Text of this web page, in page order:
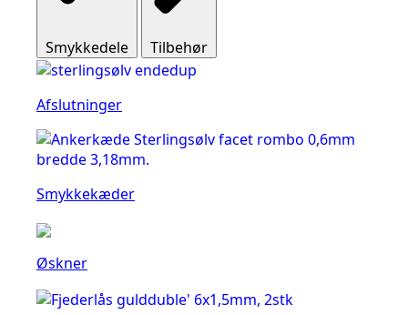
Smykkedele Tilbehør
Afslutninger
Smykkekæder
Øskner